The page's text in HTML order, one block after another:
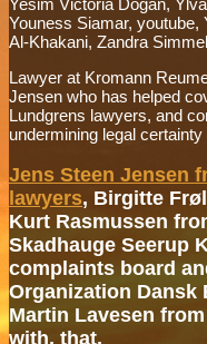
Lawyer at Kromann
Jensen who has helped
Lundgrens lawyers, and
undermining legal
Jens Steen Jensen
lawyers, Birgitte
Kurt Rasmussen
Skadhauge Seerup
complaints board
Organization Dansk
Martin Lavesen
with, that.